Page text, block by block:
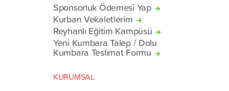
Sponsorluk Ödemesi Yap
Kurban Vekaletlerim
Reyhanlı Eğitim Kampüsü
Yeni Kumbara Talep / Dolu
Kumbara Teslimat Formu
KURUMSAL